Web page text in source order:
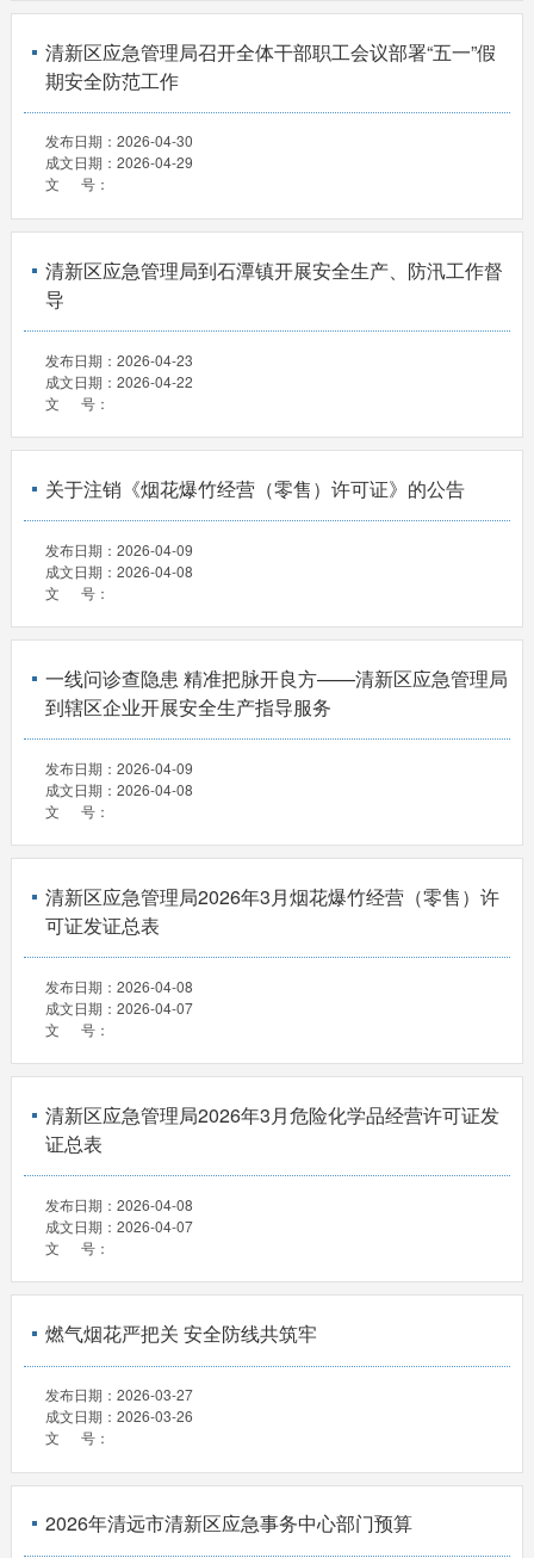
清新区应急管理局召开全体干部职工会议部署“五一”假
期安全防范工作
发布日期： 2026-04-30
成文日期： 2026-04-29
文 号：
清新区应急管理局到石潭镇开展安全生产、防汛工作督
导
发布日期： 2026-04-23
成文日期： 2026-04-22
文 号：
关于注销《烟花爆竹经营（零售）许可证》的公告
发布日期： 2026-04-09
成文日期： 2026-04-08
文 号：
一线问诊查隐患 精准把脉开良方——清新区应急管理局
到辖区企业开展安全生产指导服务
发布日期： 2026-04-09
成文日期： 2026-04-08
文 号：
清新区应急管理局2026年3月烟花爆竹经营（零售）许
可证发证总表
发布日期： 2026-04-08
成文日期： 2026-04-07
文 号：
清新区应急管理局2026年3月危险化学品经营许可证发
证总表
发布日期： 2026-04-08
成文日期： 2026-04-07
文 号：
燃气烟花严把关 安全防线共筑牢
发布日期： 2026-03-27
成文日期： 2026-03-26
文 号：
2026年清远市清新区应急事务中心部门预算